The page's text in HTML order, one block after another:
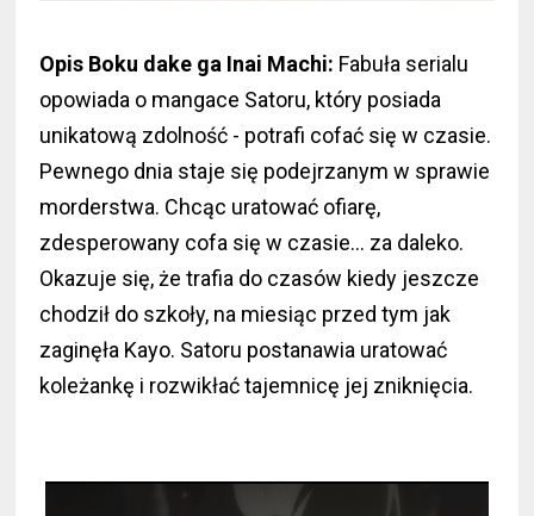
Opis Boku dake ga Inai Machi: Fabuła serialu
opowiada o mangace Satoru, który posiada
unikatową zdolność - potrafi cofać się w czasie.
Pewnego dnia staje się podejrzanym w sprawie
morderstwa. Chcąc uratować ofiarę,
zdesperowany cofa się w czasie... za daleko.
Okazuje się, że trafia do czasów kiedy jeszcze
chodził do szkoły, na miesiąc przed tym jak
zaginęła Kayo. Satoru postanawia uratować
koleżankę i rozwikłać tajemnicę jej zniknięcia.